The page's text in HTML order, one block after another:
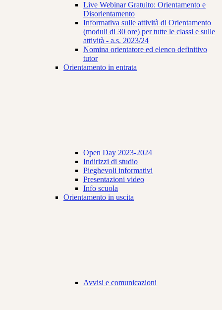
Live Webinar Gratuito: Orientamento e
Disorientamento
Informativa sulle attività di Orientamento
(moduli di 30 ore) per tutte le classi e sulle
attività - a.s. 2023/24
Nomina orientatore ed elenco definitivo
tutor
Orientamento in entrata
Open Day 2023-2024
Indirizzi di studio
Pieghevoli informativi
Presentazioni video
Info scuola
Orientamento in uscita
Avvisi e comunicazioni